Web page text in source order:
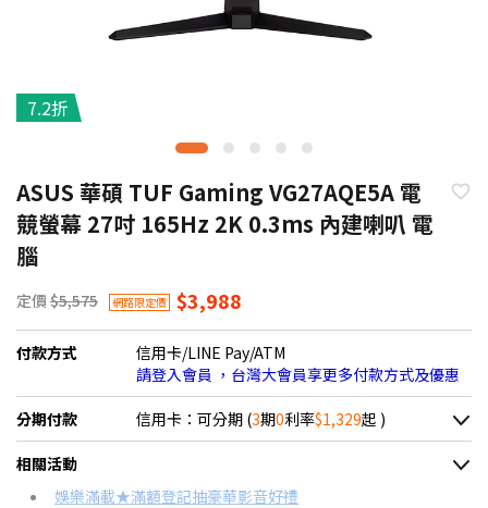
7.2折
ASUS 華碩 TUF Gaming VG27AQE5A 電
競螢幕 27吋 165Hz 2K 0.3ms 內建喇叭 電
腦
定價 $5,575 網路限定價 $3,988
付款方式
信用卡/LINE Pay/ATM
請登入會員 ，台灣大會員享更多付款方式及優惠
分期付款 信用卡：可分期 (3期0利率$1,329起 )
＊實際可分期數、適用利率，請以購物車顯示為主
信用卡分期
相關活動
娛樂滿載★滿額登記抽豪華影音好禮